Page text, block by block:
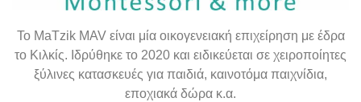
To MaTzik MAVείναι μία οικογενειακή επιχείρηση με έδρα
το Κιλκίς. Ιδρύθηκε το 2020 και ειδικεύεται σε χειροποίητες
ξύλινες κατασκευές για παιδιά, καινοτόμα παιχνίδια,
εποχιακά δώρα κ.α.